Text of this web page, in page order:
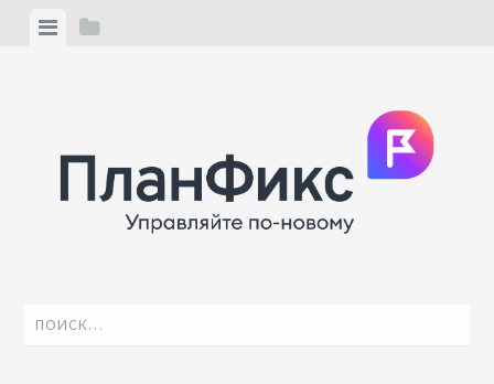
ViewView
Найти: